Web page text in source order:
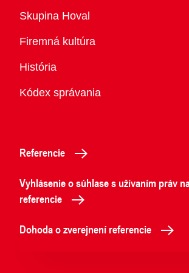
Prehľad
Skupina Hoval
Firemná kultúra
História
Kódex správania
Referencie
Vyhlásenie o súhlase s užívaním práv
referencie
Dohoda o zverejnení referencie